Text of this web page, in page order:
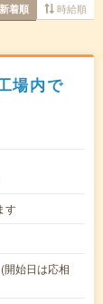
新着順 時給順
場内で
す
始日は応相